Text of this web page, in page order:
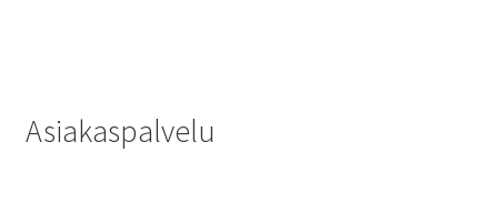
Asiakaspalvelu